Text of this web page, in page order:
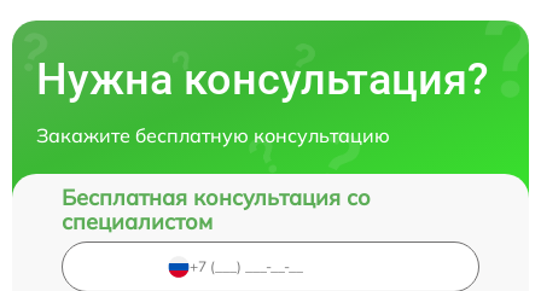
Нужна консультация?
Закажите бесплатную консультацию
Бесплатная консультация со
специалистом